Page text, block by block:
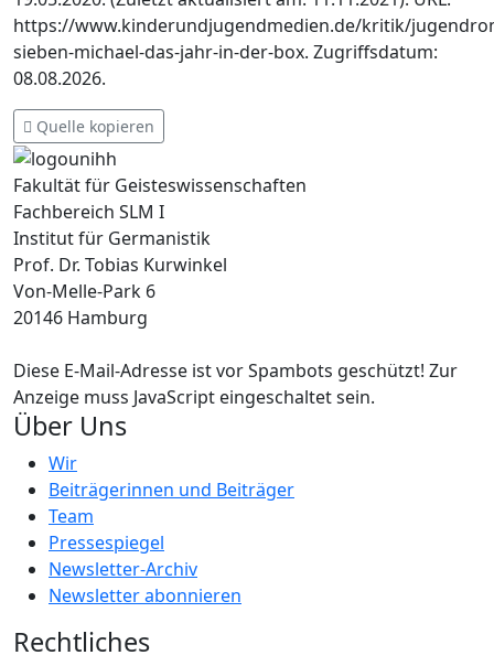
https://www.kinderundjugendmedien.de/kritik/
sieben-michael-das-jahr-in-der-box. Zugriffsdatum:
08.08.2026.
Quelle kopieren
Fakultät für Geisteswissenschaften
Fachbereich SLM I
Institut für Germanistik
Prof. Dr. Tobias Kurwinkel
Von-Melle-Park 6
20146 Hamburg
Diese E-Mail-Adresse ist vor Spambots geschützt! Zur
Anzeige muss JavaScript eingeschaltet sein.
Über Uns
Wir
Beiträgerinnen und Beiträger
Team
Pressespiegel
Newsletter-Archiv
Newsletter abonnieren
Rechtliches